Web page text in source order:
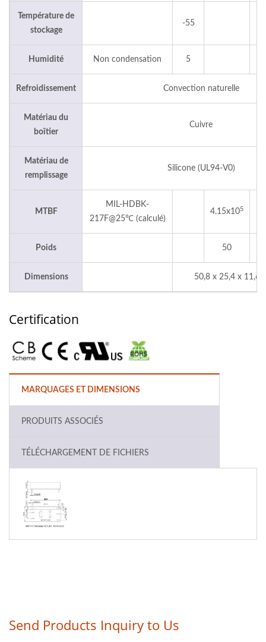
Température de
stockage
-55
Humidité Non condensation 5
Refroidissement Convection naturelle
Matériau du
boîtier
Cuivre
Matériau de
remplissage
Silicone (UL94-V0)
MTBF
MIL-HDBK-
217F@25℃ (calculé)
4.15x105
Poids 50
Dimensions 50,8 x 25,4 x 11,6
Certification
MARQUAGES ET DIMENSIONS
PRODUITS ASSOCIÉS
TÉLÉCHARGEMENT DE FICHIERS